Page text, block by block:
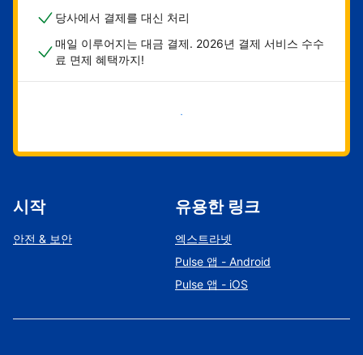
당사에서 결제를 대신 처리
매일 이루어지는 대금 결제. 2026년 결제 서비스 수수
료 면제 혜택까지!
지금 시작하기
시작
안전 & 보안
유용한 링크
엑스트라넷
Pulse 앱 - Android
Pulse 앱 - iOS